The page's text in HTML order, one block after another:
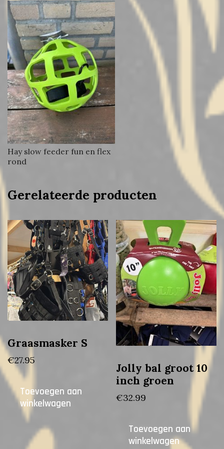
Hay slow feeder fun en flex
rond
Gerelateerde producten
Graasmasker S
€27.95
Toevoegen aan
winkelwagen
Jolly bal groot 10
inch groen
€32.99
Toevoegen aan
winkelwagen